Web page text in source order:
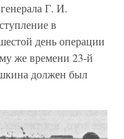
Г. И.
в
день операции
же времени 23-й
должен был